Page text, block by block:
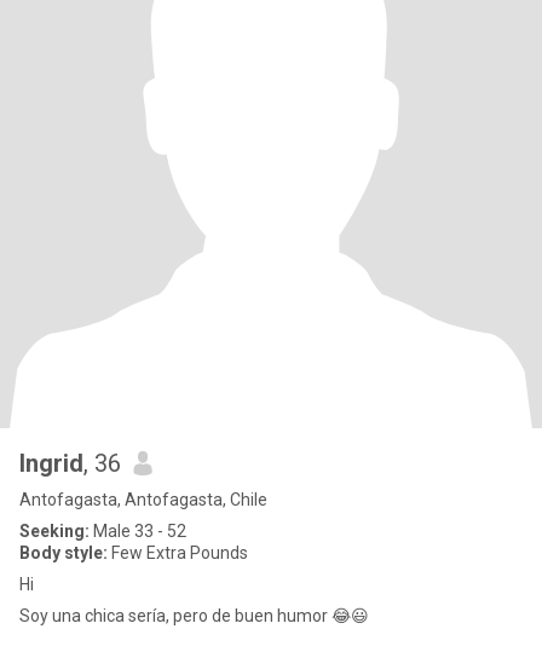
Ingrid, 36
Antofagasta, Antofagasta, Chile
Seeking: Male 33 - 52
Body style: Few Extra Pounds
Hi
Soy una chica sería, pero de buen humor 😂😃